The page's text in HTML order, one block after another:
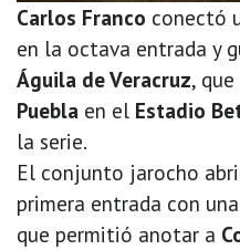
Carlos Franco conectó
en la octava entrada y
Águila de Veracruz,
Puebla en el Estadio
la serie.
El conjunto jarocho
primera entrada con
que permitió anotar a